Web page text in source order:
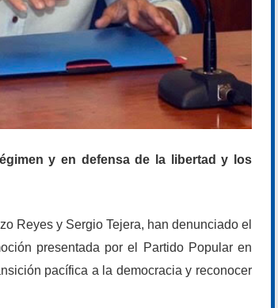
y en defensa de la libertad y los
Reyes y Sergio Tejera, han denunciado el
presentada por el Partido Popular en
pacífica a la democracia y reconocer